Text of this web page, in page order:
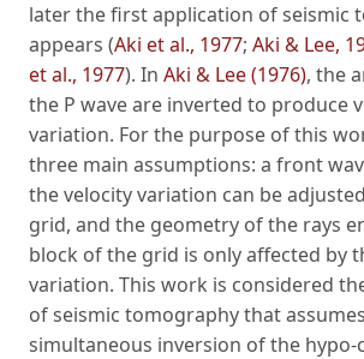
later the first application of seismic
appears (Aki et al., 1977; Aki & Lee,
et al., 1977). In Aki & Lee (1976), the
the P wave are inverted to produce
variation. For the purpose of this
three main assumptions: a front
the velocity variation can be
grid, and the geometry of the rays
block of the grid is only affected by
variation. This work is considered
of seismic tomography that
simultaneous inversion of the